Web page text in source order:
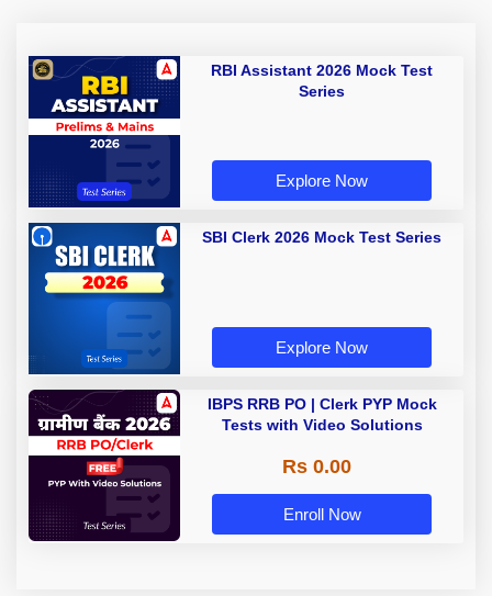
RBI Assistant 2026 Mock Test
Series
Explore Now
SBI Clerk 2026 Mock Test Series
Explore Now
IBPS RRB PO | Clerk PYP Mock
Tests with Video Solutions
Rs 0.00
Enroll Now